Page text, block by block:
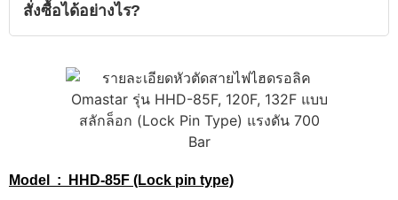
สั่งซื้อได้อย่างไร?
Model : HHD-85F (Lock pin type)